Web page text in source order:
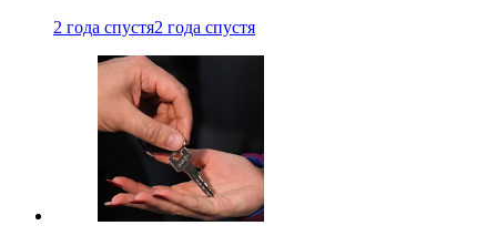
2 года спустя2 года спустя